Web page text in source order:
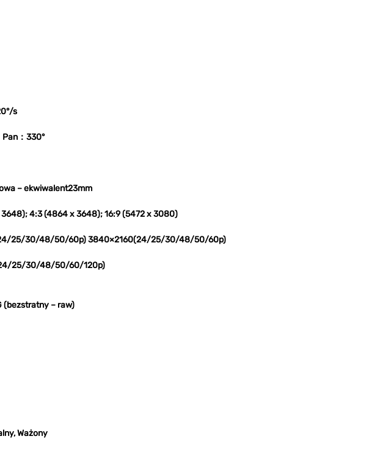
s
：330°
F/2.8，ogniskowa – ekwiwalent23mm
4:3 (4864 x 3648); 16:9 (5472 x 3080)
25/30/48/50/60p) 3840×2160(24/25/30/48/50/60p)
25/30/48/50/60/120p)
(bezstratny – raw)
Ważony